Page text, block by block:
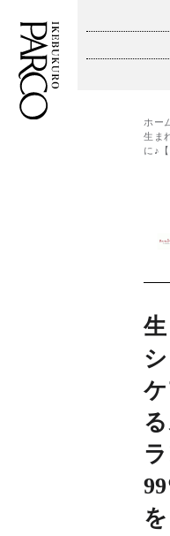
フロアガイ
イベント・
TAX FREE
PARCOメンバ
ENGLISH
ホー
生ま
に♪